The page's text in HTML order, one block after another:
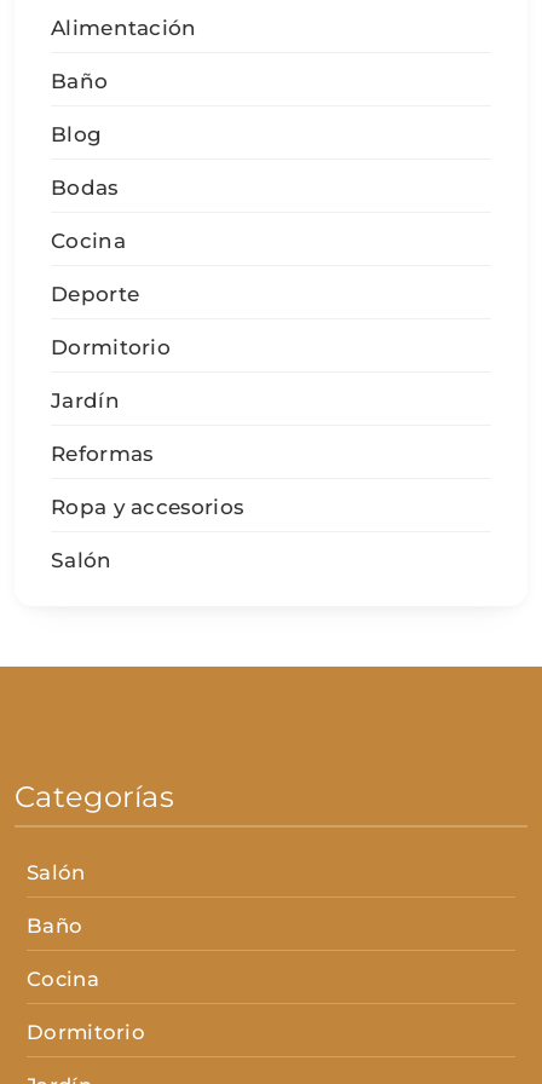
Alimentación
Baño
Blog
Bodas
Cocina
Deporte
Dormitorio
Jardín
Reformas
Ropa y accesorios
Salón
Categorías
Salón
Baño
Cocina
Dormitorio